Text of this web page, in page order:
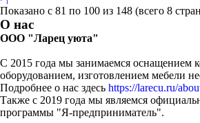
Показано с 81 по 100 из 148 (всего 8
О нас
ООО "Ларец уюта"
С 2015 года мы занимаемся оснащением
оборудованием, изготовлением мебели
Подробнее о нас здесь https://larecu.ru/
Также с 2019 года мы являемся
программы "Я-предприниматель".